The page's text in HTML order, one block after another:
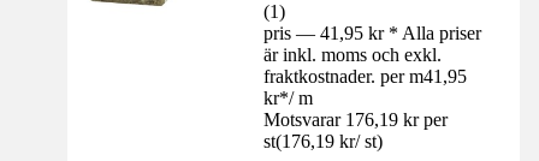
(1)
pris — 41,95 kr * Alla priser
är inkl. moms och exkl.
fraktkostnader. per m41,95
kr*/ m
Motsvarar 176,19 kr per
st(176,19 kr/ st)